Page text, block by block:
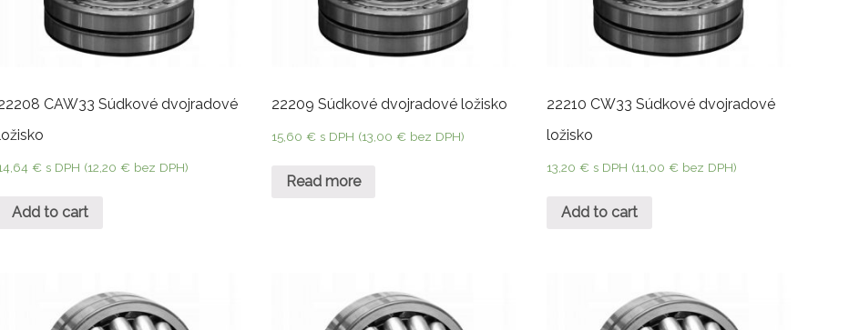
CAW33 Súdkové dvojradové
€ s DPH (12,20€ bez DPH)
Add to cart
22209 Súdkové dvojradové ložisko
15,60€ s DPH (13,00€ bez DPH)
Read more
22210 CW33 Súdkové dvojradové
ložisko
13,20 € s DPH (11,00 €bez DPH)
Add to cart